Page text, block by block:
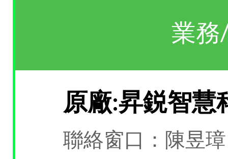
業務
原廠:昇鋭智慧
聯絡窗口：陳昱璋